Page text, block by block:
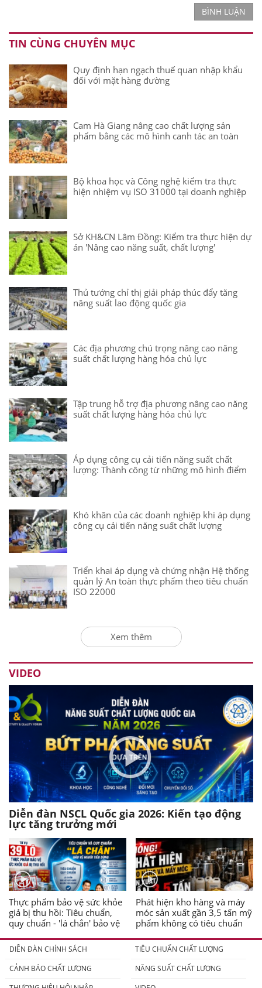
BÌNH LUẬN
TIN CÙNG CHUYÊN MỤC
Quy định hạn ngạch thuế quan nhập khẩu
đối với mặt hàng đường
Cam Hà Giang nâng cao chất lượng sản
phẩm bằng các mô hình canh tác an toàn
Bộ khoa học và Công nghệ kiểm tra thực
hiện nhiệm vụ ISO 31000 tại doanh nghiệp
Sở KH&CN Lâm Đồng: Kiểm tra thực hiện dự
án 'Nâng cao năng suất, chất lượng'
Thủ tướng chỉ thị giải pháp thúc đẩy tăng
năng suất lao động quốc gia
Các địa phương chú trọng nâng cao năng
suất chất lượng hàng hóa chủ lực
Tập trung hỗ trợ địa phương nâng cao năng
suất chất lượng hàng hóa chủ lực
Áp dụng công cụ cải tiến năng suất chất
lượng: Thành công từ những mô hình điểm
Khó khăn của các doanh nghiệp khi áp dụng
công cụ cải tiến năng suất chất lượng
Triển khai áp dụng và chứng nhận Hệ thống
quản lý An toàn thực phẩm theo tiêu chuẩn
ISO 22000
Xem thêm
VIDEO
Diễn đàn NSCL Quốc gia 2026: Kiến tạo động
lực tăng trưởng mới
Thực phẩm bảo vệ sức khỏe
giả bị thu hồi: Tiêu chuẩn,
quy chuẩn - 'lá chắn' bảo vệ
Phát hiện kho hàng và máy
móc sản xuất gần 3,5 tấn mỹ
phẩm không có tiêu chuẩn
DIỄN ĐÀN CHÍNH SÁCH
TIÊU CHUẨN CHẤT LƯỢNG
CẢNH BÁO CHẤT LƯỢNG
NĂNG SUẤT CHẤT LƯỢNG